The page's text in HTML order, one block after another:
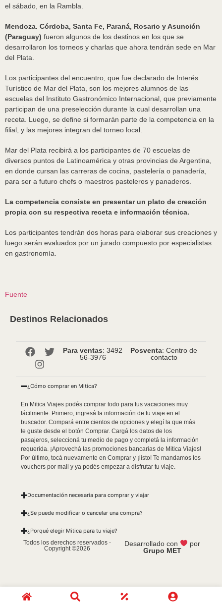
el sábado, en la Rambla.
Mendoza. Córdoba, Santa Fe, Paraná, Rosario y Asunción
(Paraguay) fueron algunos de los destinos en los que se
desarrollaron los torneos y charlas que ahora tendrán sede en Mar
del Plata.
Los participantes del encuentro, que fue declarado de Interés
Turístico de Mar del Plata, son los mejores alumnos de las
escuelas del Instituto Gastronómico Internacional, que previamente
participan de una preselección durante la cual desarrollan una
receta. Luego, se define si formarán parte de la competencia en la
filial, y las mejores integran del torneo local.
Mar del Plata recibirá a los participantes de 70 escuelas de
diversos puntos de Latinoamérica y otras provincias de Argentina,
en donde cursan las carreras de cocina, pastelería o panadería,
para ser a futuro chefs o maestros pasteleros y panaderos.
La competencia consiste en presentar un plato de creación
propia con su respectiva receta e información técnica.
Los participantes tendrán dos horas para elaborar sus creaciones y
luego serán evaluados por un jurado compuesto por especialistas
en gastronomía.
Fuente
Destinos Relacionados
Para ventas: 3492
56-3976
Posventa: Centro de
contacto
¿Cómo comprar en Mitica?
En Mitica Viajes podés comprar todo para tus vacaciones muy
fácilmente. Primero, ingresá la información de tu viaje en el
buscador. Compará entre cientos de opciones y elegí la que más
te guste desde el botón Comprar. Cargá los datos de los
pasajeros, seleccioná tu medio de pago y completá la información
requerida. ¡Aprovechá las promociones bancarias de Mitica Viajes!
Por último, tocá nuevamente en Comprar y ¡listo! Te mandamos los
vouchers por mail y ya podés empezar a disfrutar tu viaje.
Documentación necesaria para comprar y viajar
¿Se puede modificar o cancelar una compra?
¿Porqué elegir Mitica para tu viaje?
Todos los derechos reservados -
Copyright ©2026
Desarrollado con
por
Grupo MET